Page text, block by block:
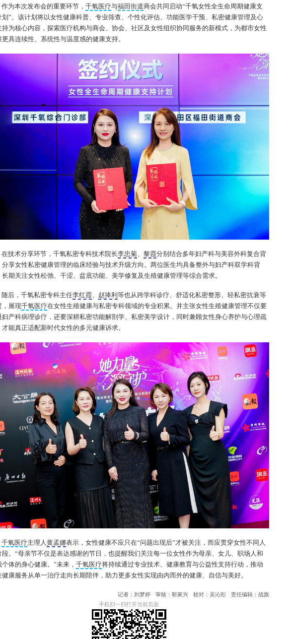
作为本次发布会的重要环节，千氧医疗与福田街道商会共同启动“千氧女性全生命周期健康支
划”。该计划将以女性健康科普、专业筛查、个性化评估、功能医学干预、私密健康管理及心
持为核心内容，探索医疗机构与商会、协会、社区及女性组织协同服务的新模式，为都市女性
更具连续性、系统性与温度感的健康支持。
在技术分享环节，千氧私密专科技术院长李忠菊 、黎霞分别结合多年妇产科与美容外科复合背
分享女性私密健康管理的临床经验与技术升级方向。两位医生均具备整外与妇产科双学科背
长期关注女性松弛、干涩、盆底功能、美学修复及生殖健康管理等综合需求。
随后，千氧私密专科主任李红霞、 赵捧利等也从跨学科诊疗、舒适化私密整形、轻私密抗衰等
，展现千氧医疗在女性生殖健康与私密专科领域的专业积累。并主张女性生殖健康管理不仅要
妇产科病理诊疗，还要深耕私密功能解剖学、私密美学设计，同时兼顾女性身心养护与心理疏
才能真正适配新时代女性的多元健康诉求。
千氧医疗主理人黄孟娜表示，女性健康不应只在“问题出现后”才被关注，而应贯穿女性不同人
段。“母亲节不仅是表达感谢的节日，也提醒我们关注每一位女性作为母亲、女儿、职场人和
个体的身心健康。”未来， 千氧医疗将持续通过专业技术、健康教育与公益性支持行动，推动
健康服务从单一治疗走向长期陪伴，助力更多女性实现由内而外的健康、自信与美好。
记者：刘梦婷 审核：靳家兴 校对：吴沁彤
责任编辑：战旗
手机扫一扫打开当前页面